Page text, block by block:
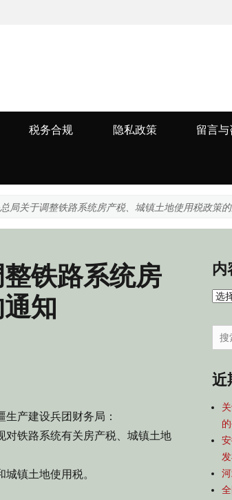
税务合规 隐私政策 留言与
局关于调整铁路系统房产税、城镇土地使用税政策
铁路系统房
知
产建设兵团财务局：
铁路系统有关房产税、城镇土地
镇土地使用税。
内
内
导
航
for:
近